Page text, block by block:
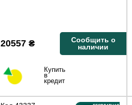
20557₴
Сообщить о
наличии
Купить
в
кредит